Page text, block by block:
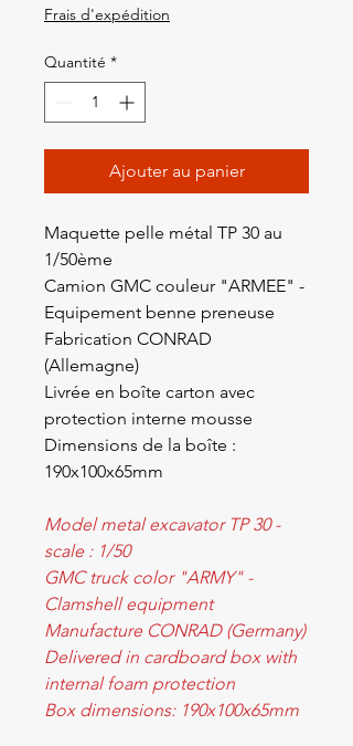
Frais d'expédition
Quantité *
Ajouter au panier
Maquette pelle métal TP 30 au
1/50ème
Camion GMC couleur "ARMEE" -
Equipement benne preneuse
Fabrication CONRAD
(Allemagne)
Livrée en boîte carton avec
protection interne mousse
Dimensions de la boîte :
190x100x65mm
Model metal excavator TP 30 -
scale : 1/50
GMC truck color "ARMY" -
Clamshell equipment
Manufacture CONRAD (Germany)
Delivered in cardboard box with
internal foam protection
Box dimensions: 190x100x65mm